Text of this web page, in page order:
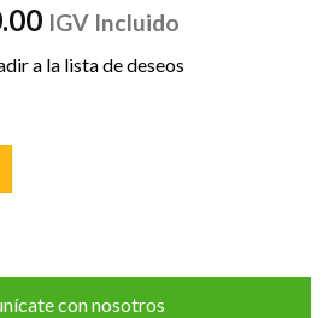
El
actual
IGV Incluido
a la lista de deseos
con nosotros